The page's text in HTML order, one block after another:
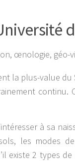
œnologie, géo-
la plus-value
continu.
à sa
les modes
existe 2 types